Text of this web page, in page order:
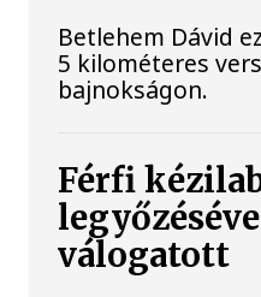
Betlehem Dávid
5 kilométeres
bajnokságon.
Férfi
válogatott